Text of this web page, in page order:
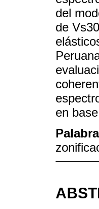
del
de
en